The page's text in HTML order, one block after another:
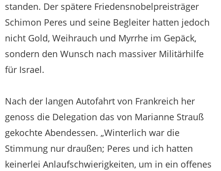
standen. Der spätere Friedensnobelpreisträger
Schimon Peres und seine Begleiter hatten jedoch
nicht Gold, Weihrauch und Myrrhe im Gepäck,
sondern den Wunsch nach massiver Militärhilfe
für Israel.
Nach der langen Autofahrt von Frankreich her
genoss die Delegation das von Marianne Strauß
gekochte Abendessen. „Winterlich war die
Stimmung nur draußen; Peres und ich hatten
keinerlei Anlaufschwierigkeiten, um in ein offenes